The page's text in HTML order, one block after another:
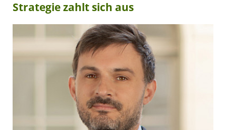
Strategie zahlt sich aus